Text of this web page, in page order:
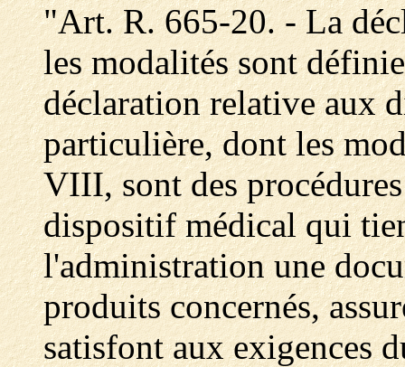
"Art. R. 665-20. - La
les modalités sont
déclaration relative aux
particulière, dont les
VIII, sont des
dispositif médical qui
l'administration une
produits concernés,
satisfont aux exigences